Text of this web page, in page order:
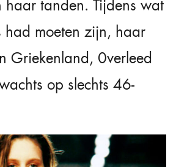
haar tanden. Tijdens wat
had moeten zijn, haar
Griekenland, 0verleed
op slechts 46-